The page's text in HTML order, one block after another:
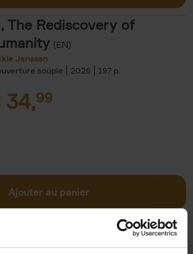
The Rediscovery of
(EN)
Janssen
souple
2026 197
34,99
Ajouter au panier
Digital Leadership
Test (EN)